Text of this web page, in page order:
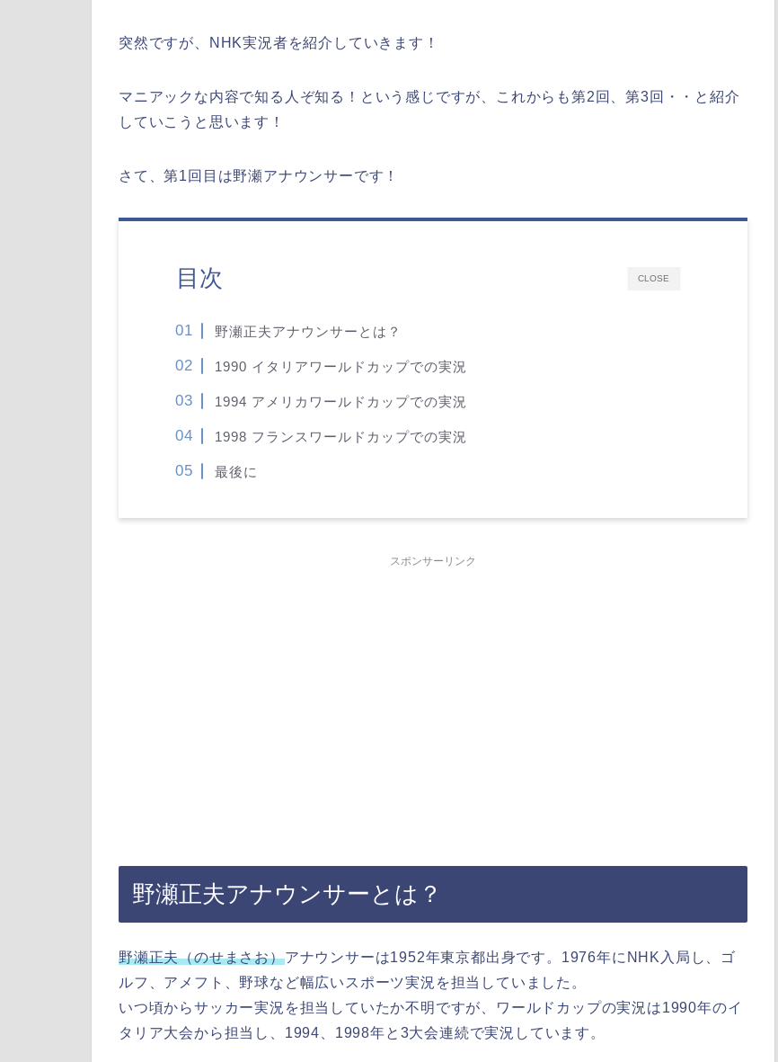
突然ですが、NHK実況者を紹介していきます！
マニアックな内容で知る人ぞ知る！という感じですが、これからも第2回、第3回・・と紹介
していこうと思います！
さて、第1回目は野瀬アナウンサーです！
CLOSE
目次
野瀬正夫アナウンサーとは？
1990 イタリアワールドカップでの実況
1994 アメリカワールドカップでの実況
1998 フランスワールドカップでの実況
最後に
スポンサーリンク
野瀬正夫アナウンサーとは？
野瀬正夫（のせまさお）アナウンサーは1952年東京都出身です。1976年にNHK入局し、ゴ
ルフ、アメフト、野球など幅広いスポーツ実況を担当していました。
いつ頃からサッカー実況を担当していたか不明ですが、ワールドカップの実況は1990年のイ
タリア大会から担当し、1994、1998年と3大会連続で実況しています。